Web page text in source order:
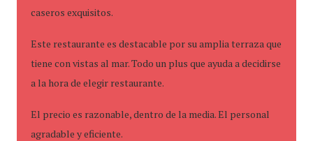
caseros exquisitos.
Este restaurante es destacable por su amplia terraza que
tiene con vistas al mar. Todo un plus que ayuda a decidirse
a la hora de elegir restaurante.
El precio es razonable, dentro de la media. El personal
agradable y eficiente.